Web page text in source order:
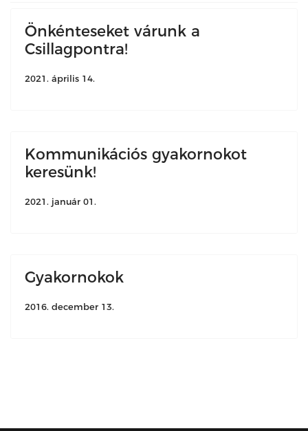
Önkénteseket várunk a
Csillagpontra!
2021. április 14.
Kommunikációs gyakornokot
keresünk!
2021. január 01.
Gyakornokok
2016. december 13.